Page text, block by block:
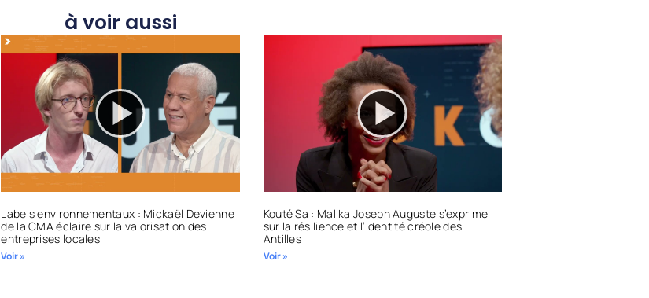
à voir aussi
Labels environnementaux : Mickaël Devienne
de la CMA éclaire sur la valorisation des
entreprises locales
Voir »
Kouté Sa : Malika Joseph Auguste s’exprime
sur la résilience et l’identité créole des
Antilles
Voir »